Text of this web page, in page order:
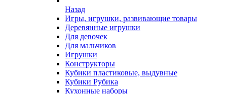
Назад
Игры, игрушки, развивающие товары
Деревянные игрушки
Для девочек
Для мальчиков
Игрушки
Конструкторы
Кубики пластиковые, выдувные
Кубики Рубика
Кухонные наборы